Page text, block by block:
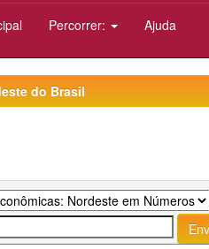
Percorrer: Ajuda
do Brasil